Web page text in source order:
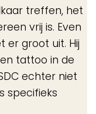
treffen, het
vrij is. Even
er groot uit. Hij
tattoo in de
echter niet
specifieks